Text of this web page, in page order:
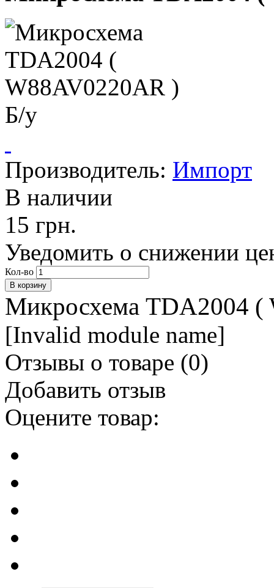
Производитель: Импорт
В наличии
15 грн.
Уведомить о снижении
Кол-во
Микросхема TDA2004
[Invalid module name]
Отзывы о товаре (0)
Добавить отзыв
Оцените товар: